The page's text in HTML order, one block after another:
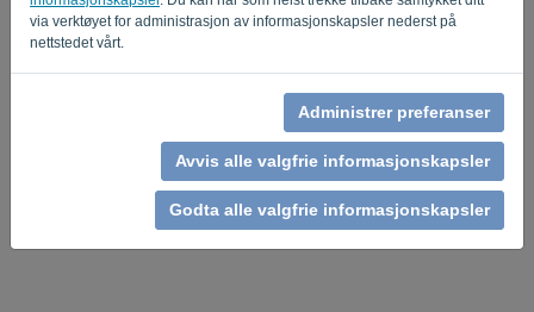
via verktøyet for administrasjon av informasjonskapsler nederst på
nettstedet vårt.
Administrer preferanser
Avvis alle valgfrie informasjonskapsler
Godta alle valgfrie informasjonskapsler